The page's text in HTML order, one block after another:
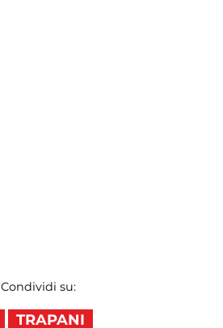
Condividi su:
TRAPANI